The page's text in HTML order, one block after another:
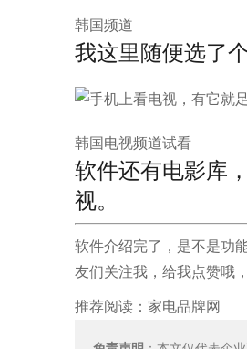
韩国频道
我这里随便选了
韩国电视频道试看
软件还有电影库
视。
软件介绍完了，是不是功
友们关注我，给我点赞哦
推荐阅读： 家电品牌网